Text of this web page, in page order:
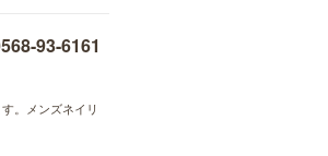
93-6161
。メンズネイリ